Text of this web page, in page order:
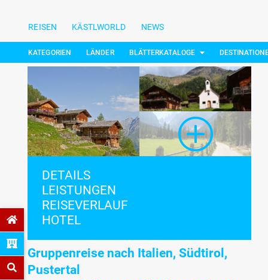
REISEN KÄSTLWORLD NEWS
KATEGORIEN LÄNDER BLÄTTERKATALOGE
DETAILS
LEISTUNGEN
REISEVERLAUF
HOTEL
Gruppenreise nach Italien, Südtirol,
Pustertal